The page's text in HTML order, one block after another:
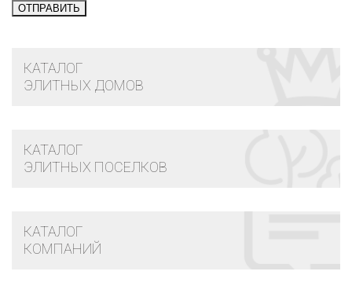
КАТАЛОГ
ЭЛИТНЫХ ДОМОВ
КАТАЛОГ
ЭЛИТНЫХ ПОСЕЛКОВ
КАТАЛОГ
КОМПАНИЙ